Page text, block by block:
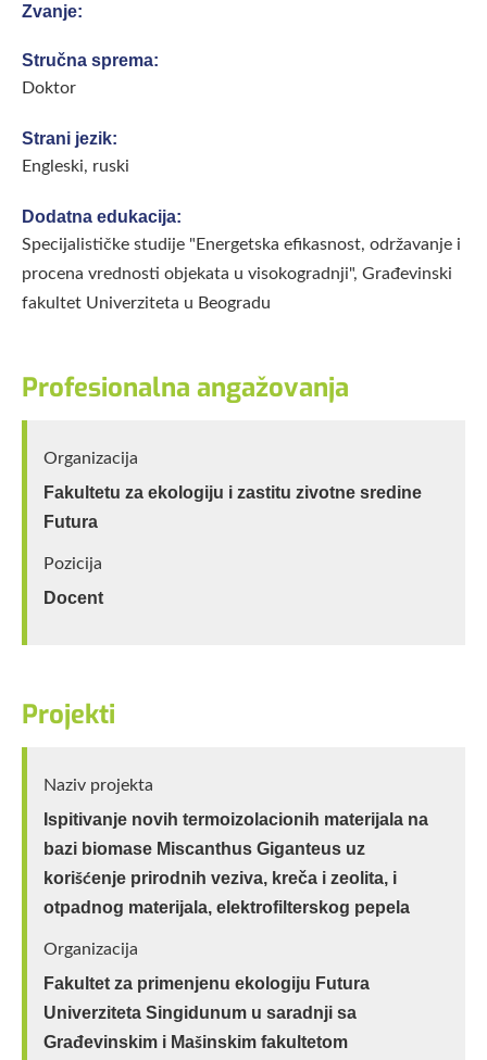
Zvanje:
Stručna sprema:
Doktor
Strani jezik:
Engleski, ruski
Dodatna edukacija:
Specijalističke studije "Energetska efikasnost, održavanje i
procena vrednosti objekata u visokogradnji", Građevinski
fakultet Univerziteta u Beogradu
Profesionalna angažovanja
Organizacija
Fakultetu za ekologiju i zastitu zivotne sredine
Futura
Pozicija
Docent
Projekti
Naziv projekta
Ispitivanje novih termoizolacionih materijala na
bazi biomase Miscanthus Giganteus uz
korišćenje prirodnih veziva, kreča i zeolita, i
otpadnog materijala, elektrofilterskog pepela
Organizacija
Fakultet za primenjenu ekologiju Futura
Univerziteta Singidunum u saradnji sa
Građevinskim i Mašinskim fakultetom